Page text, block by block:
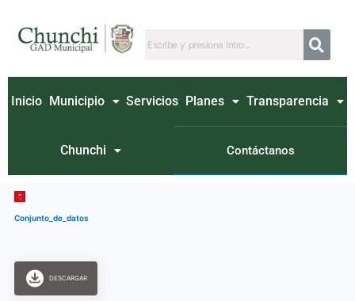
contenido
Inicio Municipio Servicios Planes Transparencia
Chunchi Contáctanos
Conjunto_de_datos
DESCARGAR